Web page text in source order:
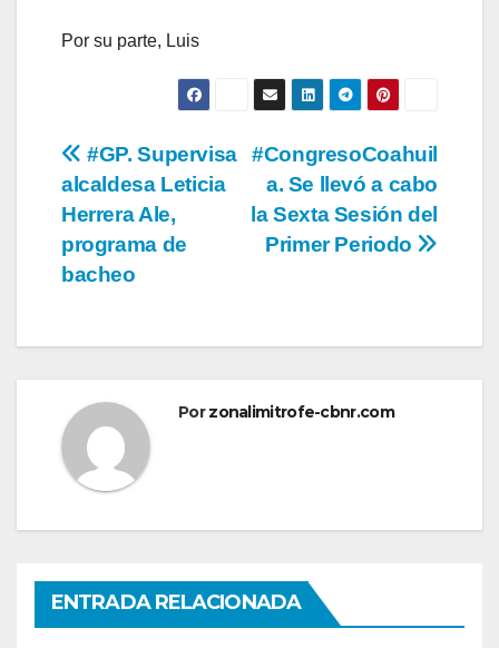
Por su parte, Luis
Navegación
de
entradas
#CongresoCoahuil
a. Se llevó a cabo
la Sexta Sesión del
Primer Periodo
#GP. Supervisa
alcaldesa Leticia
Herrera Ale,
programa de
bacheo
Porzonalimitrofe-cbnr.com
ENTRADA RELACIONADA